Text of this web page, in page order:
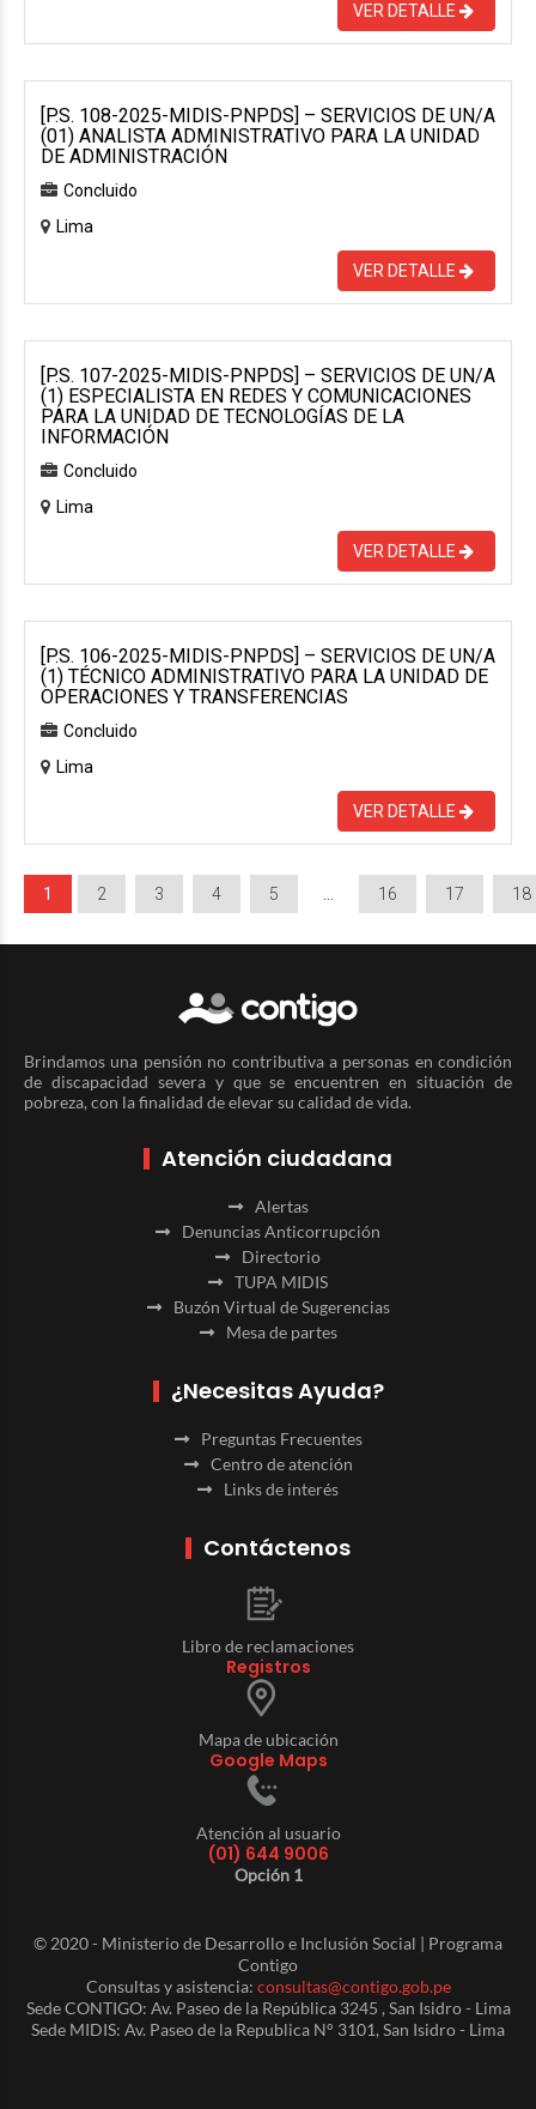
VER DETALLE
[P.S. 108-2025-MIDIS-PNPDS] – SERVICIOS DE UN/A
(01) ANALISTA ADMINISTRATIVO PARA LA UNIDAD
DE ADMINISTRACIÓN
Concluido
Lima
VER DETALLE
[P.S. 107-2025-MIDIS-PNPDS] – SERVICIOS DE UN/A
(1) ESPECIALISTA EN REDES Y COMUNICACIONES
PARA LA UNIDAD DE TECNOLOGÍAS DE LA
INFORMACIÓN
Concluido
Lima
VER DETALLE
[P.S. 106-2025-MIDIS-PNPDS] – SERVICIOS DE UN/A
(1) TÉCNICO ADMINISTRATIVO PARA LA UNIDAD DE
OPERACIONES Y TRANSFERENCIAS
Concluido
Lima
VER DETALLE
1 2 3 4 5 16 17 18
Brindamos una pensión no contributiva a personas en condición
de discapacidad severa y que se encuentren en situación de
pobreza, con la finalidad de elevar su calidad de vida.
Atención ciudadana
Alertas
Denuncias Anticorrupción
Directorio
TUPA MIDIS
Buzón Virtual de Sugerencias
Mesa de partes
¿Necesitas Ayuda?
Preguntas Frecuentes
Centro de atención
Links de interés
Contáctenos
Libro de reclamaciones
Registros
Mapa de ubicación
Google Maps
Atención al usuario
(01) 644 9006
Opción 1
© 2020 - Ministerio de Desarrollo e Inclusión Social | Programa
Contigo
Consultas y asistencia: consultas@contigo.gob.pe
Sede CONTIGO: Av. Paseo de la República 3245 , San Isidro - Lima
Sede MIDIS: Av. Paseo de la Republica N° 3101, San Isidro - Lima